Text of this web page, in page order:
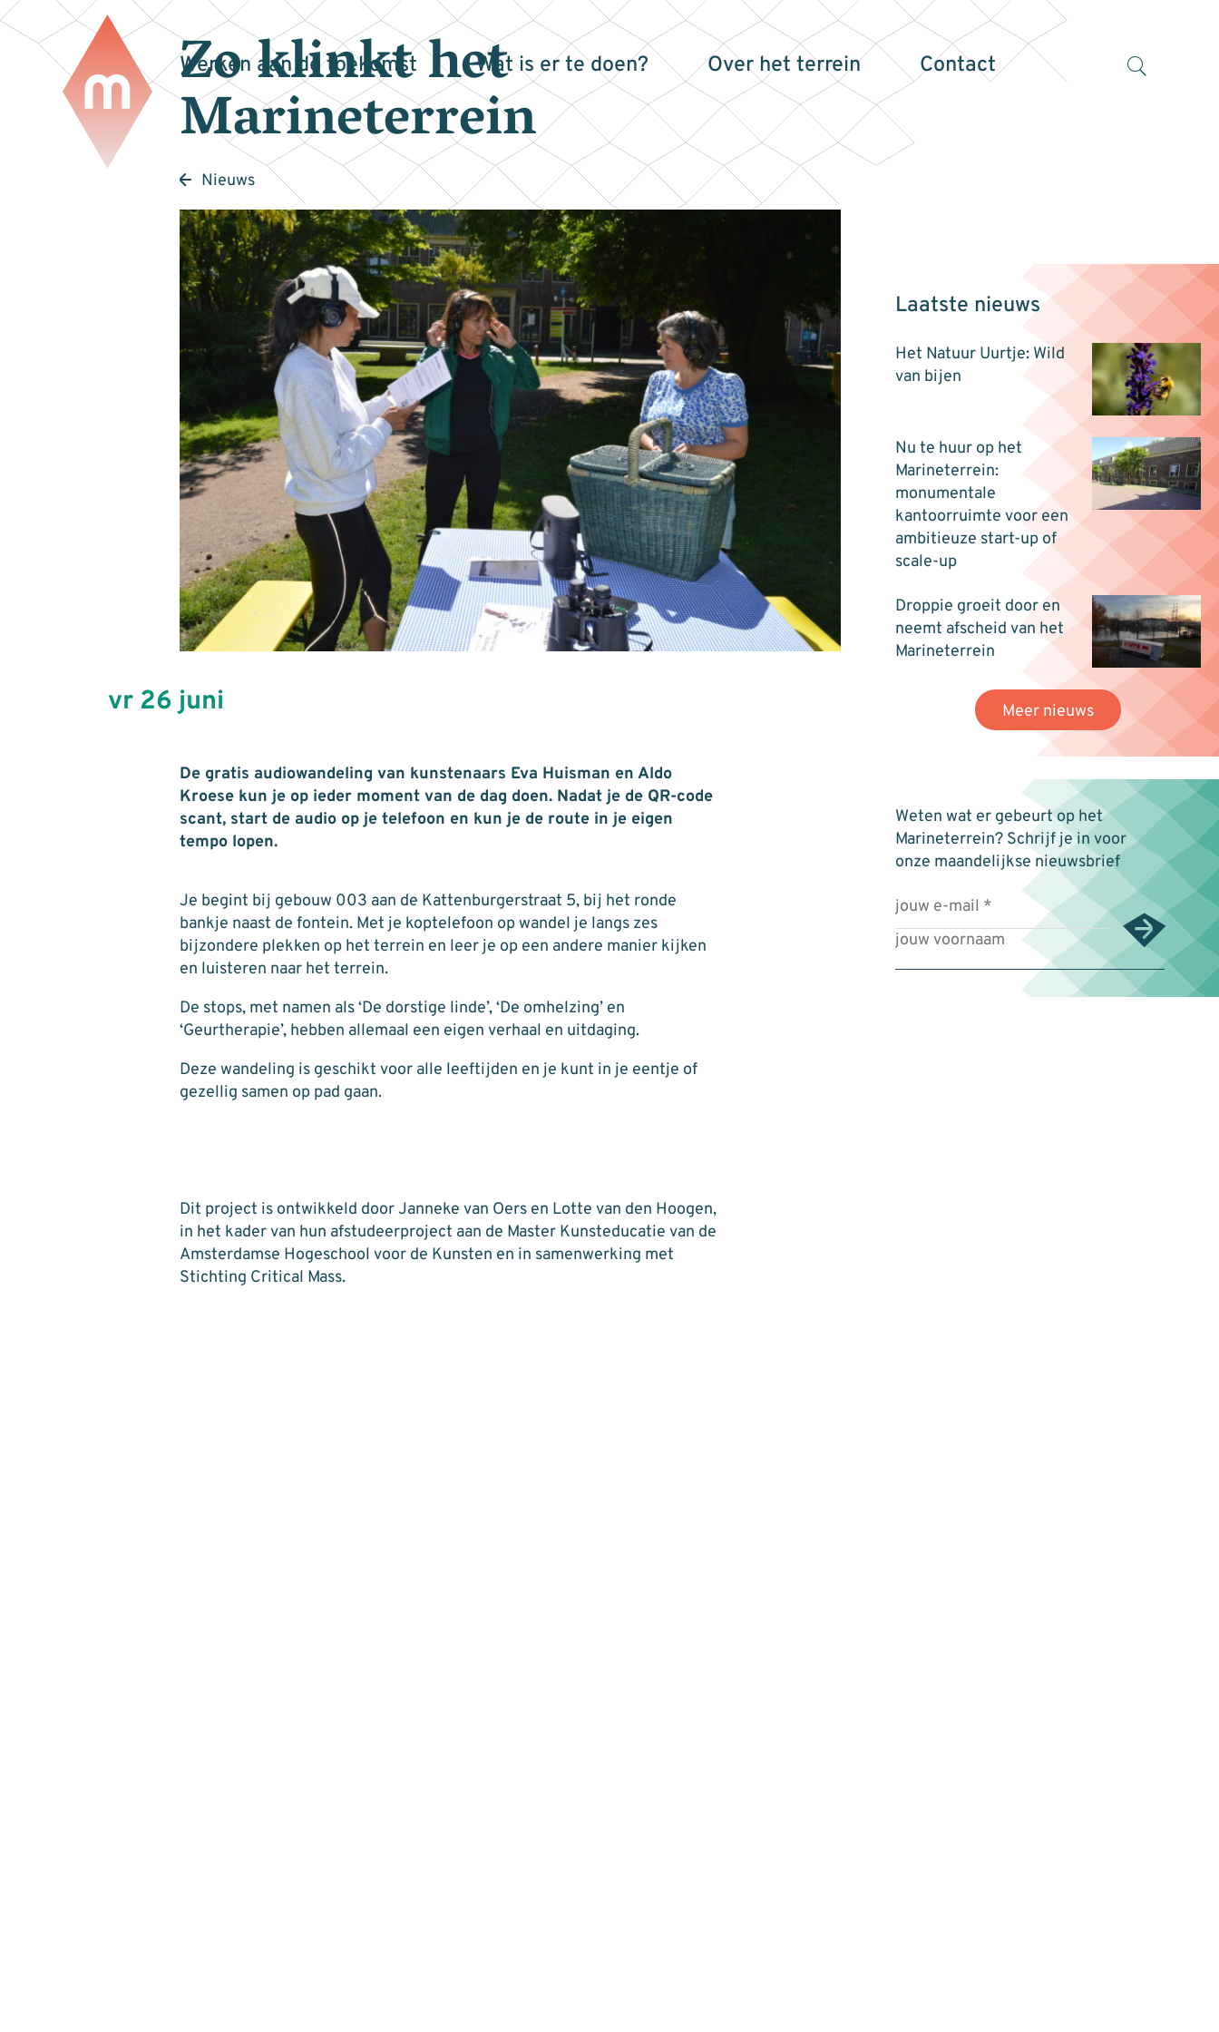
Werken aan de toekomst Wat is er te doen? Over het terrein Contact
Zo klinkt het
Marineterrein
Nieuws
vr 26 juni
De gratis audiowandeling van kunstenaars Eva Huisman en Aldo
Kroese kun je op ieder moment van de dag doen. Nadat je de QR-code
scant, start de audio op je telefoon en kun je de route in je eigen
tempo lopen.
Laatste nieuws
Het Natuur Uurtje: Wild
van bijen
Nu te huur op het
Marineterrein:
monumentale
kantoorruimte voor een
ambitieuze start-up of
scale-up
Droppie groeit door en
neemt afscheid van het
Marineterrein
Meer nieuws
Weten wat er gebeurt op het
Marineterrein? Schrijf je in voor
onze maandelijkse nieuwsbrief
Je begint bij gebouw 003 aan de Kattenburgerstraat 5, bij het ronde
bankje naast de fontein. Met je koptelefoon op wandel je langs zes
bijzondere plekken op het terrein en leer je op een andere manier kijken
en luisteren naar het terrein.
De stops, met namen als ‘De dorstige linde’, ‘De omhelzing’ en
‘Geurtherapie’, hebben allemaal een eigen verhaal en uitdaging.
Deze wandeling is geschikt voor alle leeftijden en je kunt in je eentje of
gezellig samen op pad gaan.
Dit project is ontwikkeld door Janneke van Oers en Lotte van den Hoogen,
in het kader van hun afstudeerproject aan de Master Kunsteducatie van de
Amsterdamse Hogeschool voor de Kunsten en in samenwerking met
Stichting Critical Mass.